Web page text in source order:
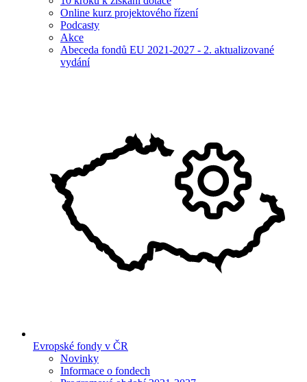
Online kurz projektového řízení
Podcasty
Akce
Abeceda fondů EU 2021-2027 - 2. aktualizované
vydání
Evropské fondy v ČR
Novinky
Informace o fondech